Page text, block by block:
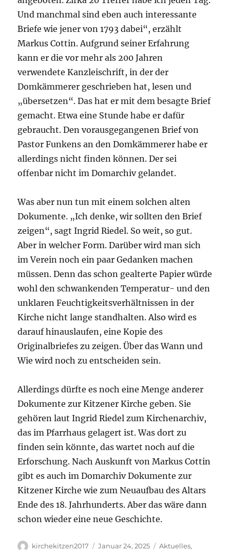
Und manchmal sind eben auch interessante
Briefe wie jener von 1793 dabei“, erzählt
Markus Cottin. Aufgrund seiner Erfahrung
kann er die vor mehr als 200 Jahren
verwendete Kanzleischrift, in der der
Domkämmerer geschrieben hat, lesen und
„übersetzen“. Das hat er mit dem besagte Brief
gemacht. Etwa eine Stunde habe er dafür
gebraucht. Den vorausgegangenen Brief von
Pastor Funkens an den Domkämmerer habe er
allerdings nicht finden können. Der sei
offenbar nicht im Domarchiv gelandet.
Was aber nun tun mit einem solchen alten
Dokumente. „Ich denke, wir sollten den Brief
zeigen“, sagt Ingrid Riedel. So weit, so gut.
Aber in welcher Form. Darüber wird man sich
im Verein noch ein paar Gedanken machen
müssen. Denn das schon gealterte Papier würde
wohl den schwankenden Temperatur- und den
unklaren Feuchtigkeitsverhältnissen in der
Kirche nicht lange standhalten. Also wird es
darauf hinauslaufen, eine Kopie des
Originalbriefes zu zeigen. Über das Wann und
Wie wird noch zu entscheiden sein.
Allerdings dürfte es noch eine Menge anderer
Dokumente zur Kitzener Kirche geben. Sie
gehören laut Ingrid Riedel zum Kirchenarchiv,
das im Pfarrhaus gelagert ist. Was dort zu
finden sein könnte, das wartet noch auf die
Erforschung. Nach Auskunft von Markus Cottin
gibt es auch im Domarchiv Dokumente zur
Kitzener Kirche wie zum Neuaufbau des Altars
Ende des 18. Jahrhunderts. Aber das wäre dann
schon wieder eine neue Geschichte.
Autor
kirchekitzen2017
Veröffentlicht
Januar 24, 2025 Kategorien
Aktuelles,